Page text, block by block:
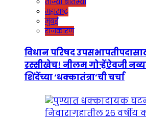
महाराष्ट्र
मुंबई
राजकारण
विधान परिषद
रस्सीखेच! नीलम गोऱ्हेंऐवजी
शिंदेंच्या ‘धक्कातंत्रा’ची चर्चा